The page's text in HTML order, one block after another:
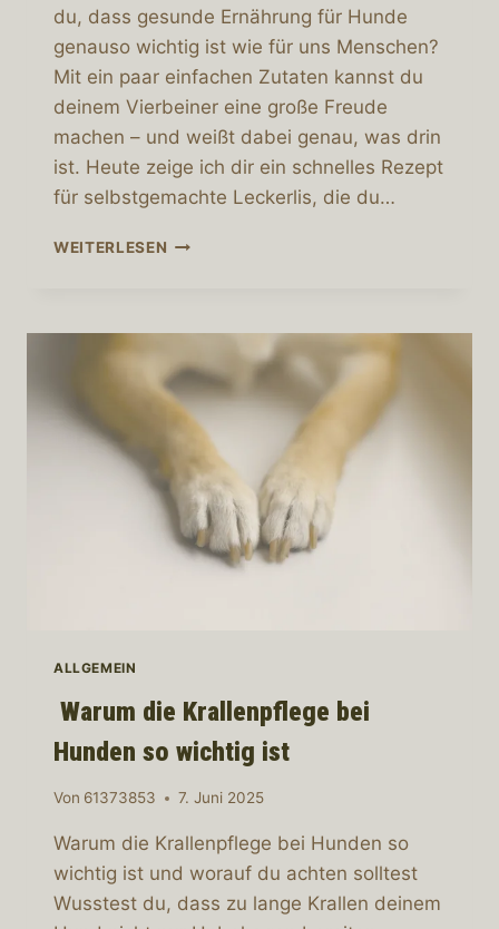
du, dass gesunde Ernährung für Hunde
genauso wichtig ist wie für uns Menschen?
Mit ein paar einfachen Zutaten kannst du
deinem Vierbeiner eine große Freude
machen – und weißt dabei genau, was drin
ist. Heute zeige ich dir ein schnelles Rezept
für selbstgemachte Leckerlis, die du…
WEITERLESEN SELBSTGEMACHTE
HUND
ALLGEMEIN
Warum die Krallenpflege bei
Hunden so wichtig ist
Von 61373853 7. Juni 2025
Warum die Krallenpflege bei Hunden so
wichtig ist und worauf du achten solltest
Wusstest du, dass zu lange Krallen deinem